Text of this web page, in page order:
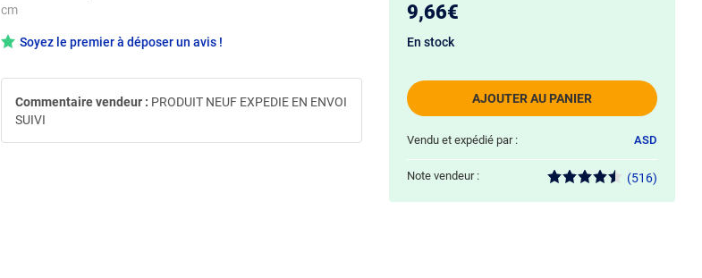
cm
Soyez le premier à déposer un avis !
Commentaire vendeur : PRODUIT NEUF EXPEDIE EN ENVOI
SUIVI
9,66€
AJOUTER AU PANIER
En stock
Vendu et expédié par : ASD
Note vendeur : (516)